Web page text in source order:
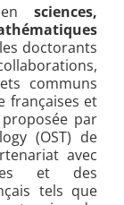
sciences,
doctorants
communs
françaises et
par
(OST) de
avec
et des
tels que